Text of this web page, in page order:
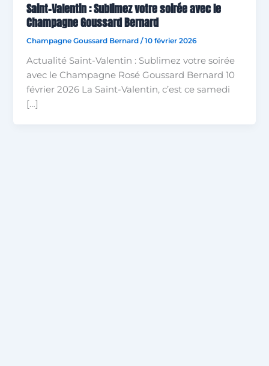
Saint-Valentin : Sublimez votre soirée avec le
Champagne Goussard Bernard
Champagne Goussard Bernard/10 février 2026
Actualité Saint-Valentin : Sublimez votre soirée
avec le Champagne Rosé Goussard Bernard 10
février 2026 La Saint-Valentin, c’est ce samedi
[…]